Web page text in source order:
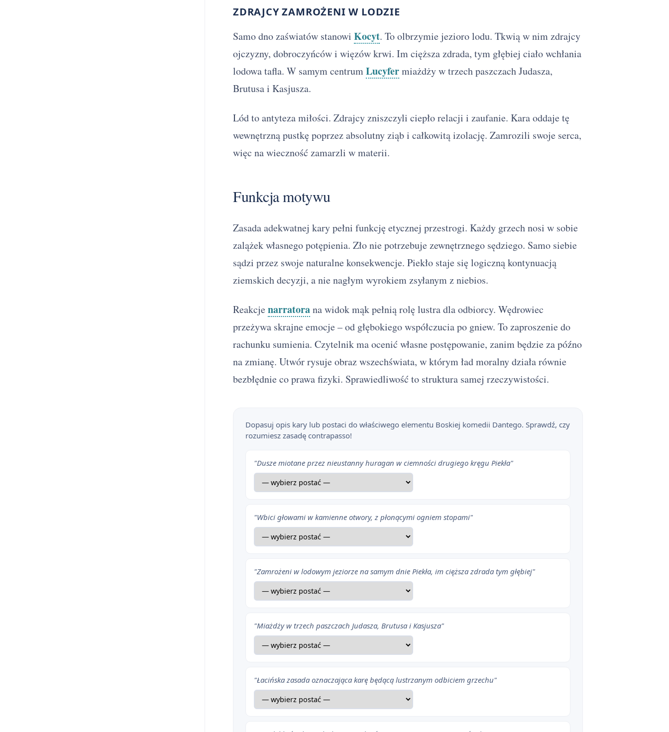
ZDRAJCY ZAMROŻENI W LODZIE
Samo dno zaświatów stanowi Kocyt. To olbrzymie jezioro lodu. Tkwią w nim zdrajcy
ojczyzny, dobroczyńców i więzów krwi. Im cięższa zdrada, tym głębiej ciało wchłania
lodowa tafla. W samym centrumLucyfermiażdży w trzech paszczach Judasza,
Brutusa i Kasjusza.
Lód to antyteza miłości. Zdrajcy zniszczyli ciepło relacji i zaufanie. Kara oddaje tę
wewnętrzną pustkę poprzez absolutny ziąb i całkowitą izolację. Zamrozili swoje serca,
więc na wieczność zamarzli w materii.
Funkcja motywu
Zasada adekwatnej kary pełni funkcję etycznej przestrogi. Każdy grzech nosi w sobie
zalążek własnego potępienia. Zło nie potrzebuje zewnętrznego sędziego. Samo siebie
sądzi przez swoje naturalne konsekwencje. Piekło staje się logiczną kontynuacją
ziemskich decyzji, a nie nagłym wyrokiem zsyłanym z niebios.
Reakcjenarratorana widok mąk pełnią rolę lustra dla odbiorcy. Wędrowiec
przeżywa skrajne emocje – od głębokiego współczucia po gniew. To zaproszenie do
rachunku sumienia. Czytelnik ma ocenić własne postępowanie, zanim będzie za późno
na zmianę. Utwór rysuje obraz wszechświata, w którym ład moralny działa równie
bezbłędnie co prawa fizyki. Sprawiedliwość to struktura samej rzeczywistości.
Dopasuj opis kary lub postaci do właściwego elementu Boskiej komedii Dantego. Sprawdź, czy
rozumiesz zasadę contrapasso!
"Dusze miotane przez nieustanny huragan w ciemności drugiego kręgu Piekła"
"Wbici głowami w kamienne otwory, z płonącymi ogniem stopami"
"Zamrożeni w lodowym jeziorze na samym dnie Piekła, im cięższa zdrada tym głębiej"
"Miażdży w trzech paszczach Judasza, Brutusa i Kasjusza"
"Łacińska zasada oznaczająca karę będącą lustrzanym odbiciem grzechu"